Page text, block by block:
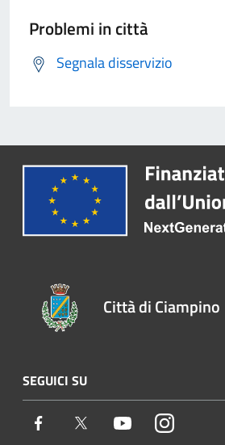
Problemi in città
Segnala disservizio
Città di Ciampino
SEGUICI SU
Facebook Twitter YoutubeInstagram